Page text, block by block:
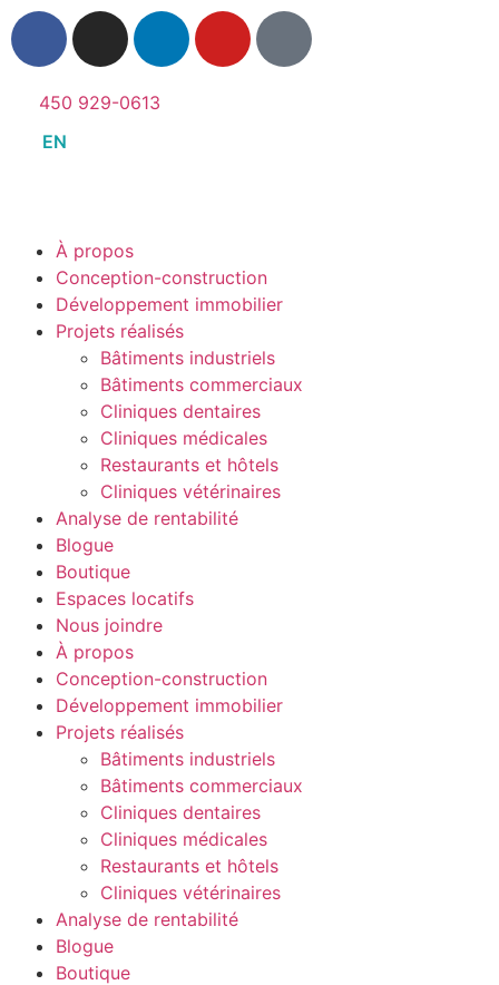
450 929-0613
EN
À propos
Conception-construction
Développement immobilier
Projets réalisés
Bâtiments industriels
Bâtiments commerciaux
Cliniques dentaires
Cliniques médicales
Restaurants et hôtels
Cliniques vétérinaires
Analyse de rentabilité
Blogue
Boutique
Espaces locatifs
Nous joindre
À propos
Conception-construction
Développement immobilier
Projets réalisés
Bâtiments industriels
Bâtiments commerciaux
Cliniques dentaires
Cliniques médicales
Restaurants et hôtels
Cliniques vétérinaires
Analyse de rentabilité
Blogue
Boutique